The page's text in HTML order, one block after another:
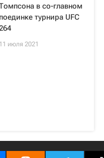
в со-главном
поединке турнира UFC
11 июля 2021